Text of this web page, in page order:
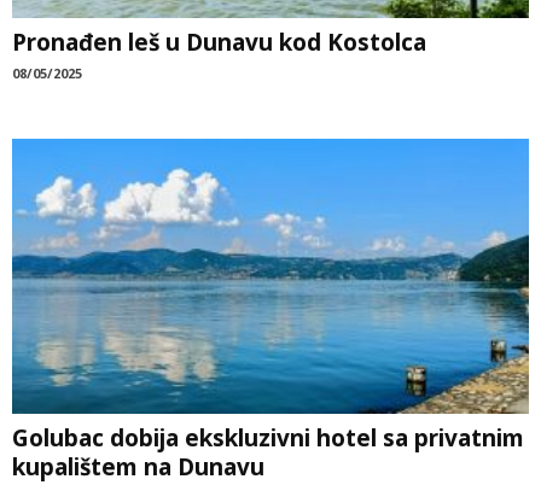
Pronađen leš u Dunavu kod Kostolca
08/05/2025
Golubac dobija ekskluzivni hotel sa privatnim
kupalištem na Dunavu